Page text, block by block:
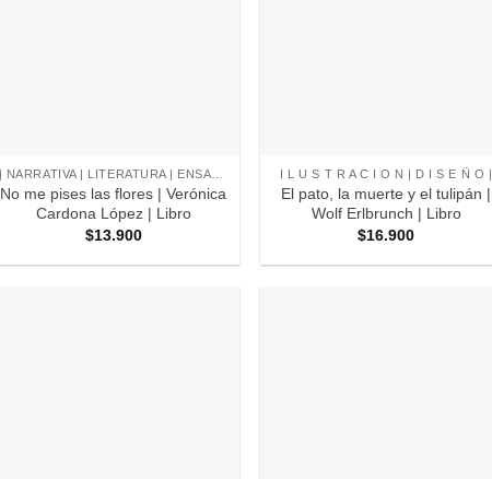
| NARRATIVA | LITERATURA | ENSAYO |
No me pises las flores | Verónica
Cardona López | Libro
$13.900
I L U S T R A C I O N | D I S E Ñ O |
El pato, la muerte y el tulipán |
Wolf Erlbrunch | Libro
$16.900